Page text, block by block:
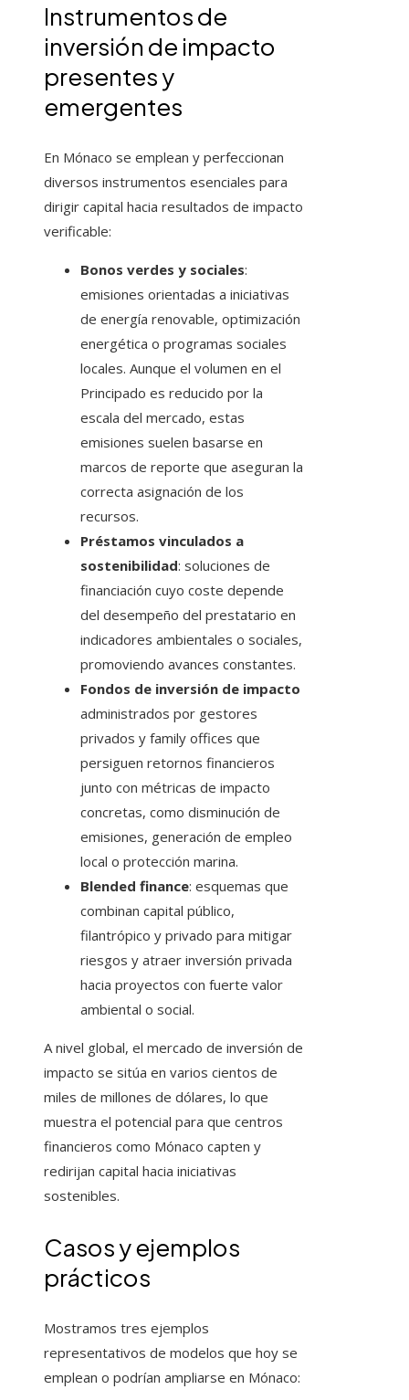
Instrumentos de
inversión de impacto
presentes y
emergentes
En Mónaco se emplean y perfeccionan
diversos instrumentos esenciales para
dirigir capital hacia resultados de impacto
verificable:
Bonos verdes y sociales:
emisiones orientadas a iniciativas
de energía renovable, optimización
energética o programas sociales
locales. Aunque el volumen en el
Principado es reducido por la
escala del mercado, estas
emisiones suelen basarse en
marcos de reporte que aseguran la
correcta asignación de los
recursos.
Préstamos vinculados a
sostenibilidad: soluciones de
financiación cuyo coste depende
del desempeño del prestatario en
indicadores ambientales o sociales,
promoviendo avances constantes.
Fondos de inversión de impacto
administrados por gestores
privados y family offices que
persiguen retornos financieros
junto con métricas de impacto
concretas, como disminución de
emisiones, generación de empleo
local o protección marina.
Blended finance: esquemas que
combinan capital público,
filantrópico y privado para mitigar
riesgos y atraer inversión privada
hacia proyectos con fuerte valor
ambiental o social.
A nivel global, el mercado de inversión de
impacto se sitúa en varios cientos de
miles de millones de dólares, lo que
muestra el potencial para que centros
financieros como Mónaco capten y
redirijan capital hacia iniciativas
sostenibles.
Casos y ejemplos
prácticos
Mostramos tres ejemplos
representativos de modelos que hoy se
emplean o podrían ampliarse en Mónaco: